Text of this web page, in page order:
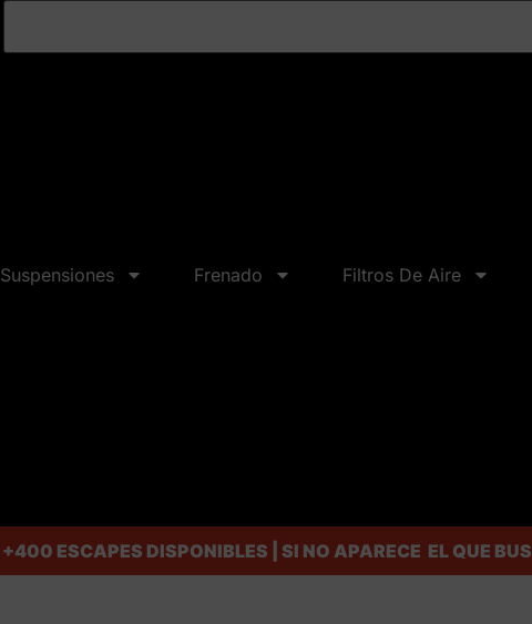
Suspensiones Frenado Filtros De Aire
+400 ESCAPES DISPONIBLES | SI NO APARECE EL QUE